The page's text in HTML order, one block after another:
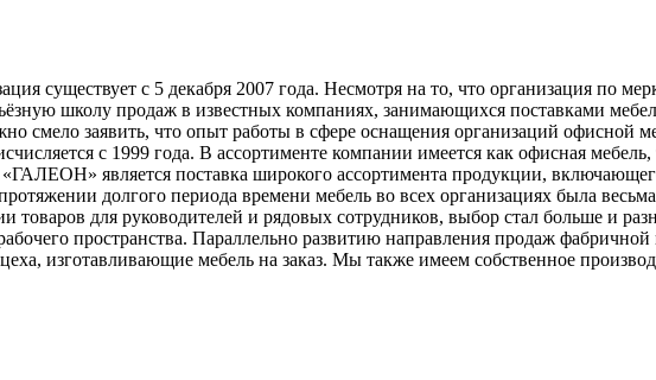
существует с 5 декабря 2007 года. Несмотря на то, что организация по
школу продаж в известных компаниях, занимающихся поставками
смело заявить, что опыт работы в сфере оснащения организаций офисной
с 1999 года. В ассортименте компании имеется как офисная
является поставка широкого ассортимента продукции,
долгого периода времени мебель во всех организациях была
товаров для руководителей и рядовых сотрудников, выбор стал больше и
пространства. Параллельно развитию направления продаж
изготавливающие мебель на заказ. Мы также имеем собственное